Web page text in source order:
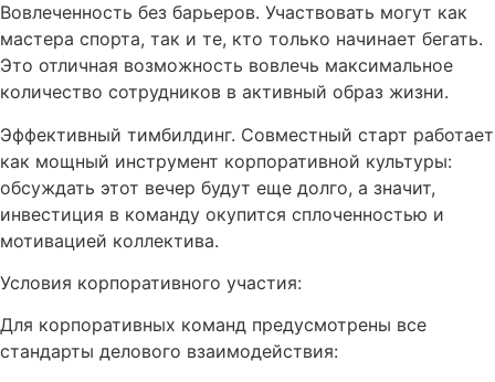
Вовлеченность без барьеров. Участвовать могут как
мастера спорта, так и те, кто только начинает бегать.
Это отличная возможность вовлечь максимальное
количество сотрудников в активный образ жизни.
Эффективный тимбилдинг. Совместный старт работает
как мощный инструмент корпоративной культуры:
обсуждать этот вечер будут еще долго, а значит,
инвестиция в команду окупится сплоченностью и
мотивацией коллектива.
Условия корпоративного участия:
Для корпоративных команд предусмотрены все
стандарты делового взаимодействия: